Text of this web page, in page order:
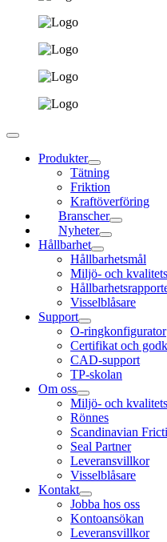
Produkter
Tätning
Friktion
Kraftöverföring
Branscher
Nyheter
Hållbarhet
Hållbarhetsmål
Miljö- och
Visselblåsare
Support
O-ringkonfigurator
Certifikat och
CAD-support
TP-skolan
Om oss
Miljö- och
Rönnes
Scandinavian
Seal Partner
Leveransvillkor
Visselblåsare
Kontakt
Jobba hos oss
Kontoansökan
Leveransvillkor